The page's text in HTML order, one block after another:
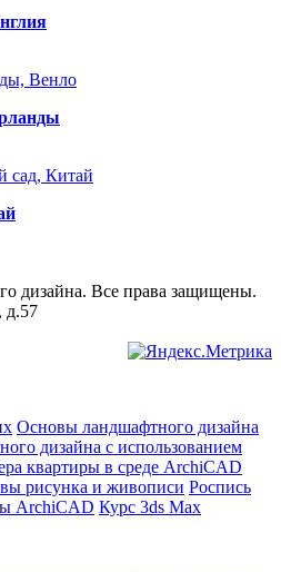
дизайна. Все права защищены.
д.57
Основы ландшафтного дизайна
дизайна с использованием
квартиры в среде ArchiCAD
рисунка и живописи Роспись
ArchiCAD Курс 3ds Max